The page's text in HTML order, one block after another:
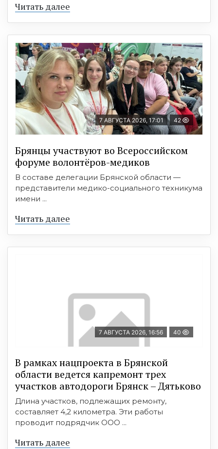
Читать далее
7 АВГУСТА 2026, 17:01 42
Брянцы участвуют во Всероссийском
форуме волонтёров-медиков
В составе делегации Брянской области —
представители медико-социального техникума
имени ...
Читать далее
7 АВГУСТА 2026, 16:56 40
В рамках нацпроекта в Брянской
области ведется капремонт трех
участков автодороги Брянск – Дятьково
Длина участков, подлежащих ремонту,
составляет 4,2 километра. Эти работы
проводит подрядчик ООО ...
Читать далее